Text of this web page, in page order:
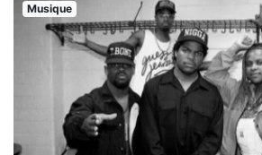
Musique